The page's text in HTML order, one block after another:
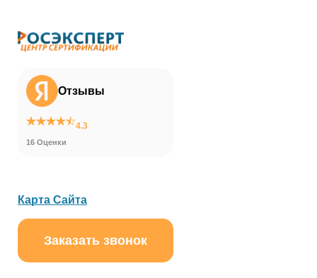
Отзывы
4.3
16 Оценки
Карта Сайта
Заказать звонок
online